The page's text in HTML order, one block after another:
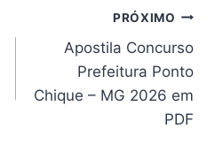
PRÓXIMO
Apostila Concurso
Prefeitura Ponto
Chique – MG 2026 em
PDF